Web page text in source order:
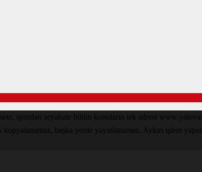
spordan seyahate bütün konuların tek adresi
başka yerde yayınlanamaz. Aykırı işlem